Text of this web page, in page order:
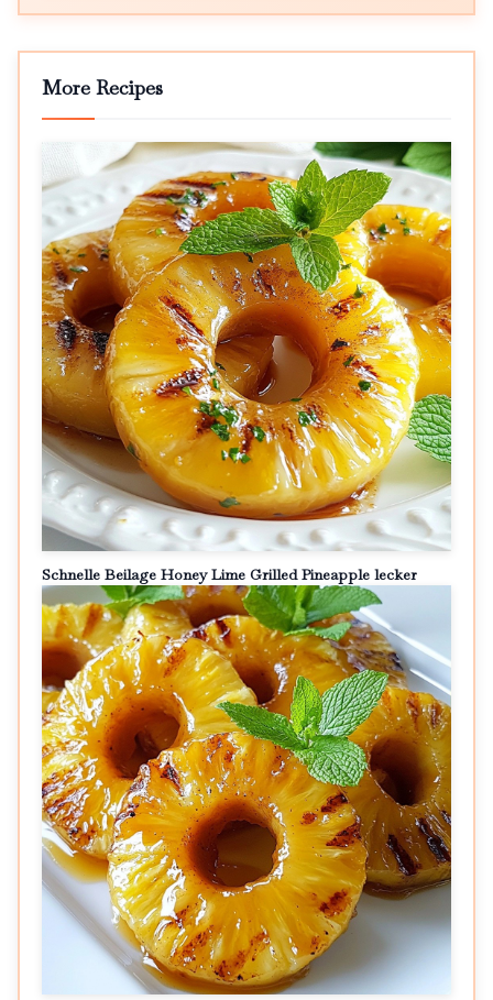
More Recipes
Schnelle Beilage Honey Lime Grilled Pineapple lecker